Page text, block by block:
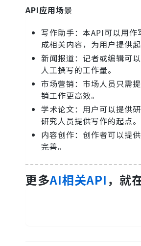
API应用场景
写作助手：本API可以用
成相关内容，为用户提供
新闻报道：记者或编辑可
人工撰写的工作量。
市场营销：市场人员只需
销工作更高效。
学术论文：用户可以提供
研究人员提供写作的起点。
内容创作：创作者可以提
完善。
更多AI相关API ，就